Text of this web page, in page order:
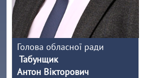
Голова обласної ради
Табунщик
Антон Вікторович